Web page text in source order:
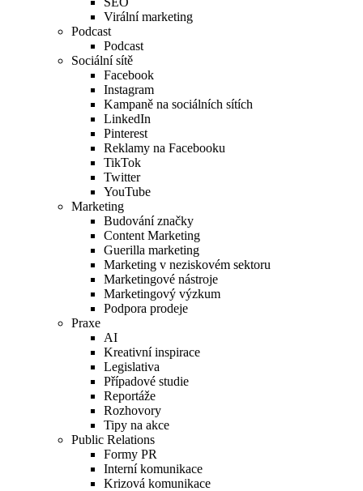
Virální marketing
Podcast
Podcast
Sociální sítě
Facebook
Instagram
Kampaně na sociálních sítích
LinkedIn
Pinterest
Reklamy na Facebooku
TikTok
Twitter
YouTube
Marketing
Budování značky
Content Marketing
Guerilla marketing
Marketing v neziskovém sektoru
Marketingové nástroje
Marketingový výzkum
Podpora prodeje
Praxe
AI
Kreativní inspirace
Legislativa
Případové studie
Reportáže
Rozhovory
Tipy na akce
Public Relations
Formy PR
Interní komunikace
Krizová komunikace